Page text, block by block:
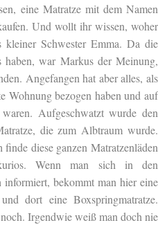
eine Matratze mit dem Namen
Und wollt ihr wissen, woher
Schwester Emma. Da die
haben, war Markus der Meinung,
Angefangen hat aber alles, als
Wohnung bezogen haben und auf
Aufgeschwatzt wurde den
die zum Albtraum wurde.
diese ganzen Matratzenläden
Wenn man sich in den
informiert, bekommt man hier eine
dort eine Boxspringmatratze.
Irgendwie weiß man doch nie